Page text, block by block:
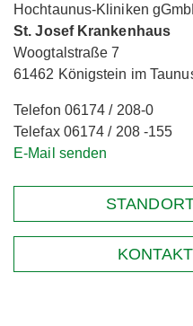
Hochtaunus-Kliniken
St. Josef Krankenhaus
Woogtalstraße 7
61462 Königstein im
Telefon 06174 / 208-0
Telefax 06174 / 208 -155
E-Mail senden